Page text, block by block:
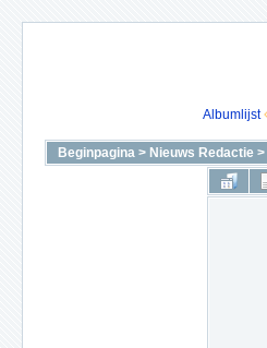
Albumlijst
Beginpagina > Nieuws Redactie >